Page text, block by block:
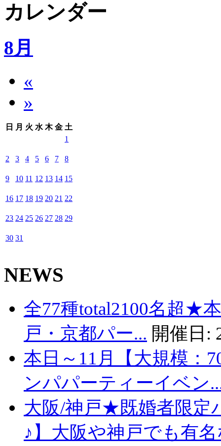
カレンダー
8月
«
»
日 月 火 水 木 金 土
1
2 3 4 5 6 7 8
9 10 11 12 13 14 15
16 17 18 19 20 21 22
23 24 25 26 27 28 29
30 31
NEWS
全77種total2100名超★
戸・京都パー... 開催日:
本日～11月【大規模：
ンパパーティーイベン
大阪/神戸★既婚者限定
♪】大阪や神戸でも有